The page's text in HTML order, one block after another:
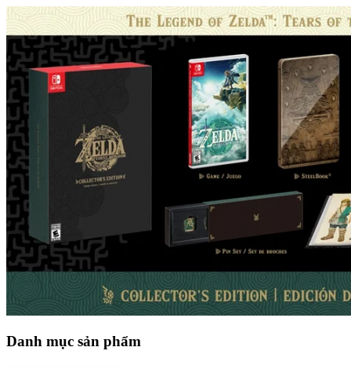
Danh mục sản phẩm